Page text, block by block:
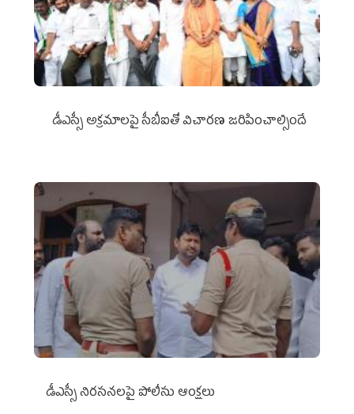
డీఎస్సీ అక్రమాలపై సీబీఐతో విచారణ జరిపించాల్సిందే
డీఎస్సీ నిరసనలపై పోలీసు ఆంక్షలు